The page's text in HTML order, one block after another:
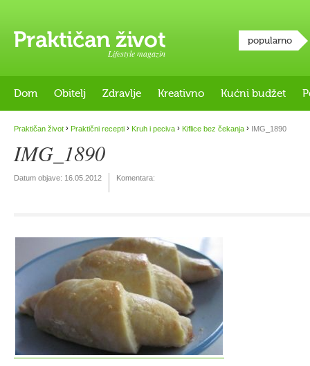
Lifestyle magazin
popularno
Dom Obitelj Zdravlje Kreativno Kućni budžet
Praktičan život › Praktični recepti › Kruh i peciva › Kiflice bez čekanja › IMG_1890
IMG_1890
Datum objave: 16.05.2012 Komentara: